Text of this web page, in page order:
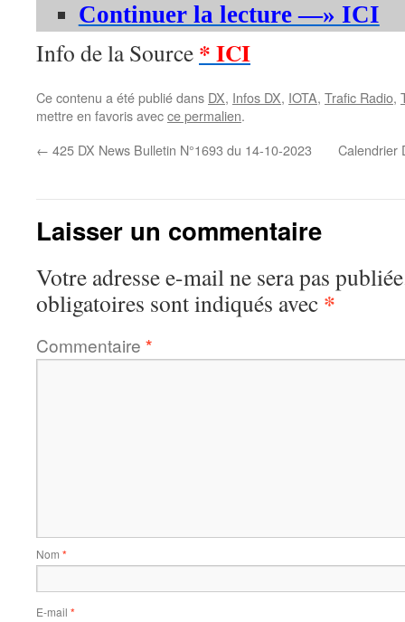
Continuer la lecture —» ICI
Info de la Source * ICI
Ce contenu a été publié dans DX, Infos DX, IOTA, Trafic Radio,
mettre en favoris avecce permalien.
← 425 DX News Bulletin N°1693 du 14-10-2023 Calendrier
Laisser un commentaire
Votre adresse e-mail ne sera pas
obligatoires sont indiqués avec *
Commentaire *
Nom *
E-mail *